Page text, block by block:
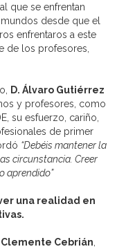
que se enfrentan
desde que el
enfrentaros a este
de los profesores,
D. Álvaro Gutiérrez
y profesores, como
su esfuerzo, cariño,
de primer
“Debéis mantener la
circunstancia. Creer
aprendido”
una realidad en
Clemente Cebrián,